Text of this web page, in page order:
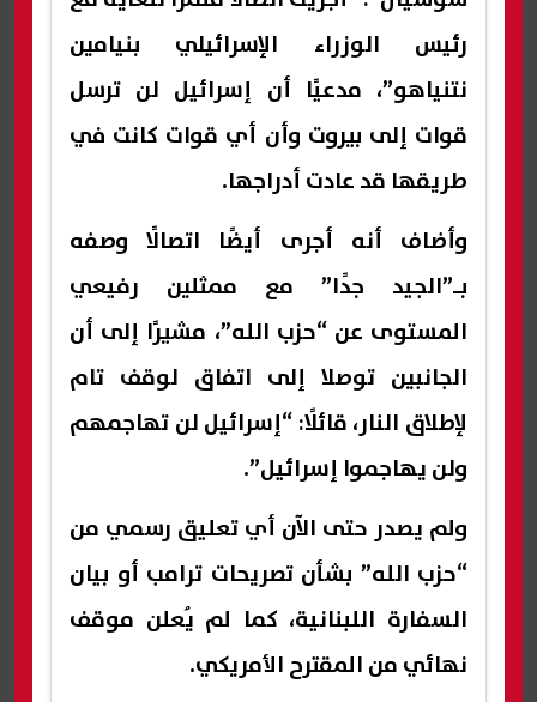
رئيس الوزراء الإسرائيلي بنيامين
نتنياهو”، مدعيًا أن إسرائيل لن ترسل
قوات إلى بيروت وأن أي قوات كانت في
طريقها قد عادت أدراجها.
وأضاف أنه أجرى أيضًا اتصالًا وصفه
بـ”الجيد جدًا” مع ممثلين رفيعي
المستوى عن “حزب الله”، مشيرًا إلى أن
الجانبين توصلا إلى اتفاق لوقف تام
لإطلاق النار، قائلًا: “إسرائيل لن تهاجمهم
ولن يهاجموا إسرائيل”.
ولم يصدر حتى الآن أي تعليق رسمي من
“حزب الله” بشأن تصريحات ترامب أو بيان
السفارة اللبنانية، كما لم يُعلن موقف
نهائي من المقترح الأمريكي.